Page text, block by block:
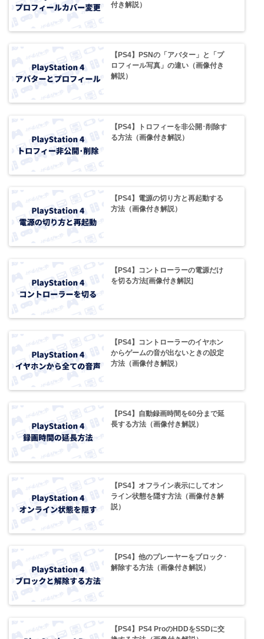
付き解説）
【PS4】PSNの「アバター」と「プ
ロフィール写真」の違い（画像付き
解説）
【PS4】トロフィーを非公開･削除す
る方法（画像付き解説）
【PS4】電源の切り方と再起動する
方法（画像付き解説）
【PS4】コントローラーの電源だけ
を切る方法[画像付き解説]
【PS4】コントローラーのイヤホン
からゲームの音が出ないときの設定
方法（画像付き解説）
【PS4】自動録画時間を60分まで延
長する方法（画像付き解説）
【PS4】オフライン表示にしてオン
ライン状態を隠す方法（画像付き解
説）
【PS4】他のプレーヤーをブロック･
解除する方法（画像付き解説）
【PS4】PS4 ProのHDDをSSDに交